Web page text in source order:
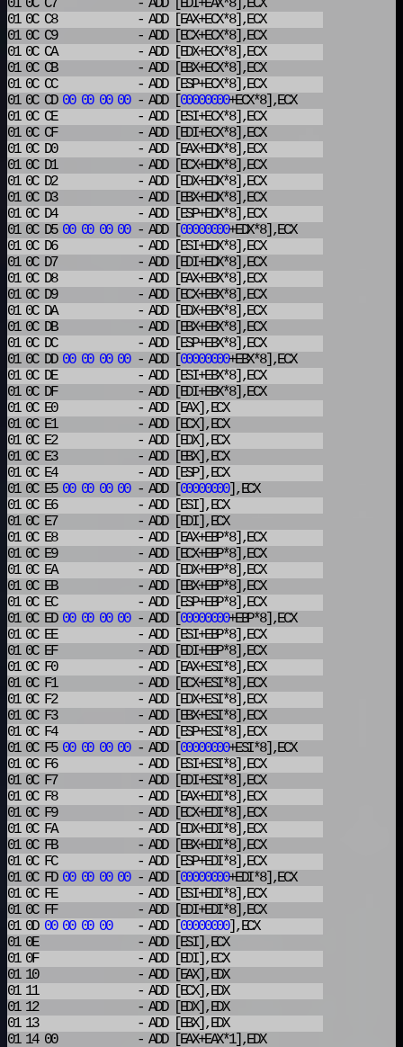
01 0C C7
- ADD[EDI+EAX*8],ECX
01 0C C8
- ADD[EAX+ECX*8],ECX
01 0C C9
- ADD[ECX+ECX*8],ECX
01 0C CA
- ADD[EDX+ECX*8],ECX
01 0C CB
- ADD[EBX+ECX*8],ECX
01 0C CC
- ADD[ESP+ECX*8],ECX
01 0C CD 00 00 00 00- ADD[ 00000000+ECX*8],ECX
01 0C CE
- ADD[ESI+ECX*8],ECX
01 0C CF
- ADD[EDI+ECX*8],ECX
01 0C D0
- ADD[EAX+EDX*8],ECX
01 0C D1
- ADD[ECX+EDX*8],ECX
01 0C D2
- ADD[EDX+EDX*8],ECX
01 0C D3
- ADD[EBX+EDX*8],ECX
01 0C D4
- ADD[ESP+EDX*8],ECX
01 0C D5 00 00 00 00- ADD[ 00000000+EDX*8],ECX
01 0C D6
- ADD[ESI+EDX*8],ECX
01 0C D7
- ADD[EDI+EDX*8],ECX
01 0C D8
- ADD[EAX+EBX*8],ECX
01 0C D9
- ADD[ECX+EBX*8],ECX
01 0C DA
- ADD[EDX+EBX*8],ECX
01 0C DB
- ADD[EBX+EBX*8],ECX
01 0C DC
- ADD[ESP+EBX*8],ECX
01 0C DD 00 00 00 00- ADD[ 00000000+EBX*8],ECX
01 0C DE
- ADD[ESI+EBX*8],ECX
01 0C DF
- ADD[EDI+EBX*8],ECX
01 0C E0
- ADD[EAX],ECX
01 0C E1
- ADD[ECX],ECX
01 0C E2
- ADD[EDX],ECX
01 0C E3
- ADD[EBX],ECX
01 0C E4
- ADD[ESP],ECX
01 0C E5 00 00 00 00- ADD[ 00000000],ECX
01 0C E6
- ADD[ESI],ECX
01 0C E7
- ADD[EDI],ECX
01 0C E8
- ADD[EAX+EBP*8],ECX
01 0C E9
- ADD[ECX+EBP*8],ECX
01 0C EA
- ADD[EDX+EBP*8],ECX
01 0C EB
- ADD[EBX+EBP*8],ECX
01 0C EC
- ADD[ESP+EBP*8],ECX
01 0C ED 00 00 00 00- ADD[ 00000000+EBP*8],ECX
01 0C EE
- ADD[ESI+EBP*8],ECX
01 0C EF
- ADD[EDI+EBP*8],ECX
01 0C F0
- ADD[EAX+ESI*8],ECX
01 0C F1
- ADD[ECX+ESI*8],ECX
01 0C F2
- ADD[EDX+ESI*8],ECX
01 0C F3
- ADD[EBX+ESI*8],ECX
01 0C F4
- ADD[ESP+ESI*8],ECX
01 0C F5 00 00 00 00- ADD[ 00000000+ESI*8],ECX
01 0C F6
- ADD[ESI+ESI*8],ECX
01 0C F7
- ADD[EDI+ESI*8],ECX
01 0C F8
- ADD[EAX+EDI*8],ECX
01 0C F9
- ADD[ECX+EDI*8],ECX
01 0C FA
- ADD[EDX+EDI*8],ECX
01 0C FB
- ADD[EBX+EDI*8],ECX
01 0C FC
- ADD[ESP+EDI*8],ECX
01 0C FD 00 00 00 00- ADD[ 00000000+EDI*8],ECX
01 0C FE
- ADD[ESI+EDI*8],ECX
01 0C FF
- ADD[EDI+EDI*8],ECX
01 0D 00 00 00 00 - ADD[ 00000000],ECX
01 0E
- ADD[ESI],ECX
01 0F
- ADD[EDI],ECX
01 10
- ADD[EAX],EDX
01 11
- ADD[ECX],EDX
01 12
- ADD[EDX],EDX
01 13
- ADD[EBX],EDX
01 14 00
- ADD[EAX+EAX*1],EDX